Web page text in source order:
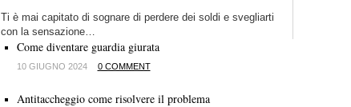
Ti è mai capitato di sognare di perdere dei soldi e svegliarti
con la sensazione…
Come diventare guardia giurata
10 GIUGNO 2024 0 COMMENT
Antitaccheggio come risolvere il problema